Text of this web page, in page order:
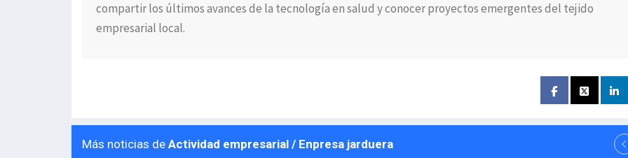
compartir los últimos avances de la tecnología en salud y conocer proyectos emergentes del tejido
empresarial local.
Más noticias de Actividad empresarial / Enpresa jarduera